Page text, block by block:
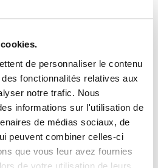
de personnaliser le contenu
fonctionnalités relatives aux
notre trafic. Nous
informations sur l'utilisation de
de médias sociaux, de
peuvent combiner celles-ci
que vous leur avez fournies
de votre utilisation de leurs
;
par ordre alphabétique,
;
en utilisant un ou
;
de fusion ;